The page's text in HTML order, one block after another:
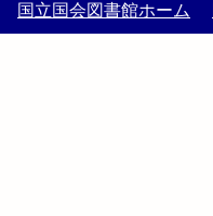
国立国会図書館ホーム